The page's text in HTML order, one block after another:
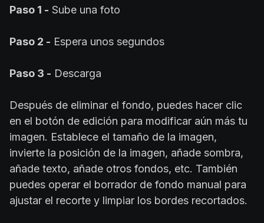
Paso 1 - Sube una foto
Paso 2 - Espera unos segundos
Paso 3 - Descarga
Después de eliminar el fondo, puedes hacer clic
en el botón de edición para modificar aún más tu
imagen. Establece el tamaño de la imagen,
invierte la posición de la imagen, añade sombra,
añade texto, añade otros fondos, etc. También
puedes operar el borrador de fondo manual para
ajustar el recorte y limpiar los bordes recortados.